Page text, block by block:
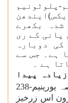
پلوٹونیم
شدہ بکھرے
پانی کے ری
دوبارہ
ہے۔ جس سے
ہے ۔
پیدا
پی ایف بی آر کا بنیادی حصہ یورینیم-238
اس زرخیز